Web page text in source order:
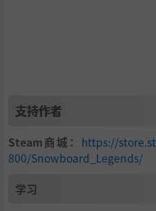
支持作者
Steam商城： https://
800/Snowboard_Legends/
学习